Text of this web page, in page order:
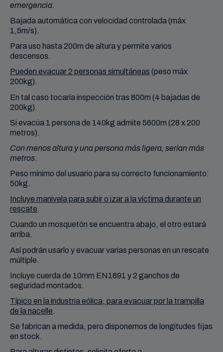
emergencia.
Bajada automática con velocidad controlada (máx
1,5m/s).
Para uso hasta 200m de altura y permite varios
descensos.
Pueden evacuar 2 personas simultáneas (peso máx
200kg).
En tal caso tocaría inspección tras 800m (4 bajadas de
200kg).
Si evacúa 1 persona de 140kg admite 5600m (28 x 200
metros).
Con menos altura y una persona más ligera, serían más
metros.
Peso mínimo del usuario para su correcto funcionamiento:
50kg.
Incluye manivela para subir o izar a la víctima durante un
rescate.
Cuando un mosquetón se encuentra abajo, el otro estará
arriba.
Así podrán usarlo y evacuar varias personas en un rescate
múltiple.
Incluye cuerda de 10mm EN1891 y 2 ganchos de
seguridad montados.
Típico en la industria eólica, para evacuar por la trampilla
de la nacelle.
Se fabrican a medida, pero disponemos de longitudes fijas
en stock.